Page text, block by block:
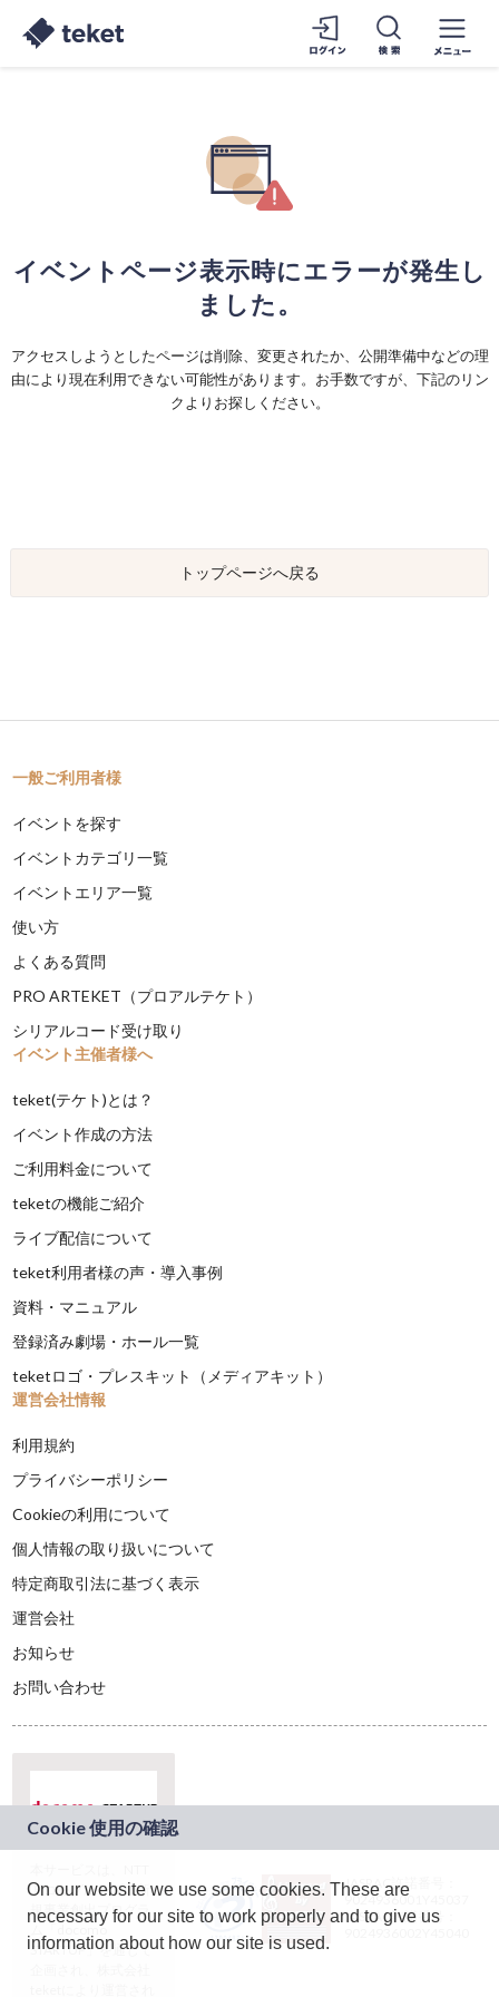
イベントページ表示時にエラーが発生し
ました。
アクセスしようとしたページは削除、変更されたか、公開準備中などの理
由により現在利用できない可能性があります。お手数ですが、下記のリン
クよりお探しください。
トップページへ戻る
一般ご利用者様
イベントを探す
イベントカテゴリ一覧
イベントエリア一覧
使い方
よくある質問
PRO ARTEKET（プロアルテケト）
シリアルコード受け取り
イベント主催者様へ
teket(テケト)とは？
イベント作成の方法
ご利用料金について
teketの機能ご紹介
ライブ配信について
teket利用者様の声・導入事例
資料・マニュアル
登録済み劇場・ホール一覧
teketロゴ・プレスキット（メディアキット）
運営会社情報
利用規約
プライバシーポリシー
Cookieの利用について
個人情報の取り扱いについて
特定商取引法に基づく表示
運営会社
お知らせ
お問い合わせ
ドコモグループの新
規事業創出プログラ
ム「docomo
STARTUP」を通じて
JASRAC許諾番号：
9024936001Y45037
JASRAC許諾番号：
On our website we use some cookies. These are
necessary for our site to work properly and to give us
information about how our site is used.